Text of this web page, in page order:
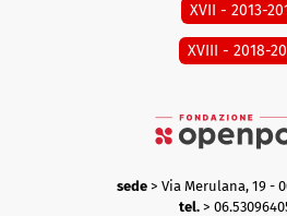
XVII - 2013-
XVIII - 2018-
sede> Via Merulana, 19 -
tel. >